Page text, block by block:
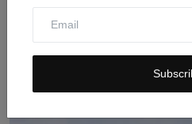
DPR Panggil
Universit...